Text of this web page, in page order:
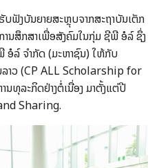
ບ​ຟັງ​ບັນຍາຍ​ສະຫຼຸບ​ຈາກ​ສະ​ຖາ​ບັນ​ເຕັກ​
ນສຶກສາ​ເພື່ອ​ສັງຄົມ​ໃນກຸ່ມ ​ຊີ​ພີ ອໍລ໌ ຊຶ່ງ​
ລ໌ ຈຳ​ກັດ (ມະຫາ​ຊົນ) ໃຫ້ກັບ
ລາວ (CP ALL Scholarship for
ທຸລະກິດຢ່າງ​ຕໍ່​ເນື່ອງ​ ມາ​ຕັ້ງ​ແຕ່​ປີ
Sharing.